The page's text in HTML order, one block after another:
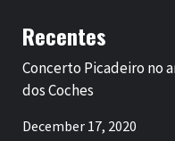
Recentes
Concerto Picadeiro no
dos Coches
December 17, 2020